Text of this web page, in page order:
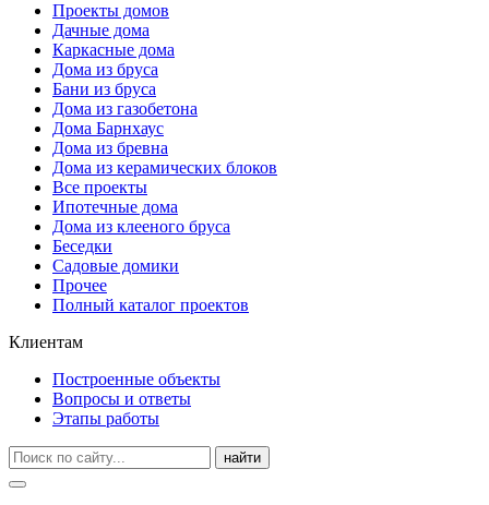
Проекты домов
Дачные дома
Каркасные дома
Дома из бруса
Бани из бруса
Дома из газобетона
Дома Барнхаус
Дома из бревна
Дома из керамических блоков
Все проекты
Ипотечные дома
Дома из клееного бруса
Беседки
Садовые домики
Прочее
Полный каталог проектов
Клиентам
Построенные объекты
Вопросы и ответы
Этапы работы
найти